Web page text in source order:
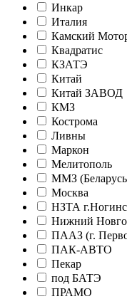
Инкар
Италия
Камский
Квадратис
КЗАТЭ
Китай
Китай ЗАВОД
КМЗ
Кострома
Ливны
Маркон
Мелитополь
ММЗ
Москва
НЗТА
Нижний
ПААЗ (г.
ПАК-АВТО
Пекар
под БАТЭ
ПРАМО